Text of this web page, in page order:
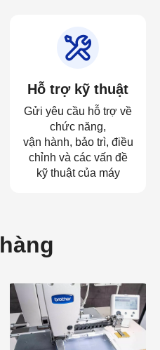
Hỗ trợ kỹ thuật
Gửi yêu cầu hỗ trợ về
chức năng,
vận hành, bảo trì, điều
chỉnh và các vấn đề
kỹ thuật của máy